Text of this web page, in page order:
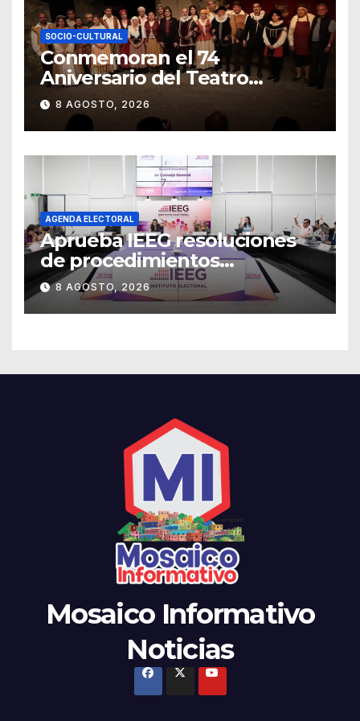
SOCIO-CULTURAL
Conmemoran el 74
Aniversario del Teatro
Universitario con una
representación del
“Retablillo jovial”
8 AGOSTO, 2026
AGENDA ELECTORAL
Aprueba IEEG resoluciones
de procedimientos
sancionadores
8 AGOSTO, 2026
Mosaico Informativo
Noticias